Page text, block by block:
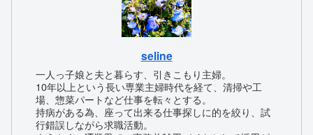
seline
一人っ子娘と夫と暮らす、引きこもり主婦。
10年以上という長い専業主婦時代を経て、清掃や工
場、惣菜パートなど仕事を転々とする。
持病がある為、座って出来る仕事探しに的を絞り、試
行錯誤しながら求職活動。